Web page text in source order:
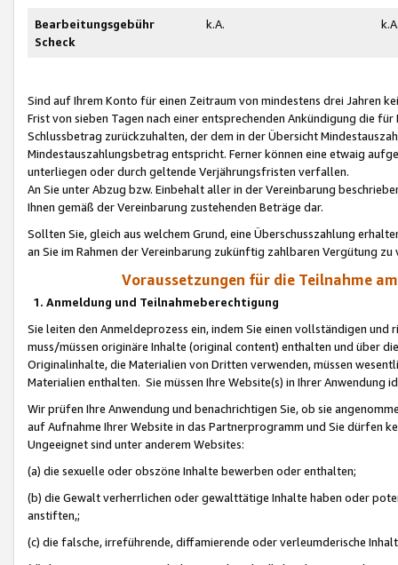
Bearbeitungsgebühr
Scheck
k.A.
Sind auf Ihrem Konto für einen Zeitraum von mindestens drei Jahren
Frist von sieben Tagen nach einer entsprechenden Ankündigung die
Schlussbetrag zurückzuhalten, der dem in der Übersicht
Mindestauszahlungsbetrag entspricht. Ferner können eine etwaig
unterliegen oder durch geltende Verjährungsfristen verfallen.
An Sie unter Abzug bzw. Einbehalt aller in der Vereinbarung
Ihnen gemäß der Vereinbarung zustehenden Beträge dar.
Sollten Sie, gleich aus welchem Grund, eine Überschusszahlung
an Sie im Rahmen der Vereinbarung zukünftig zahlbaren Vergütung zu
Voraussetzungen für die Teilnahme
1. Anmeldung und Teilnahmeberechtigung
Sie leiten den Anmeldeprozess ein, indem Sie einen vollständigen
muss/müssen originäre Inhalte (original content) enthalten und über
Originalinhalte, die Materialien von Dritten verwenden, müssen
Materialien enthalten. Sie müssen Ihre Website(s) in Ihrer Anwendung
Wir prüfen Ihre Anwendung und benachrichtigen Sie, ob sie
auf Aufnahme Ihrer Website in das Partnerprogramm und Sie dürfen
Ungeeignet sind unter anderem Websites:
(a) die sexuelle oder obszöne Inhalte bewerben oder enthalten;
(b) die Gewalt verherrlichen oder gewalttätige Inhalte haben oder
anstiften,;
(c) die falsche, irreführende, diffamierende oder verleumderische